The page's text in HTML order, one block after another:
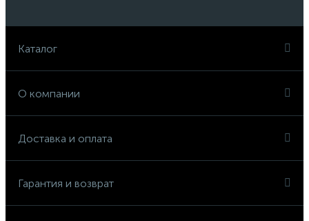
Каталог
О компании
Доставка и оплата
Гарантия и возврат